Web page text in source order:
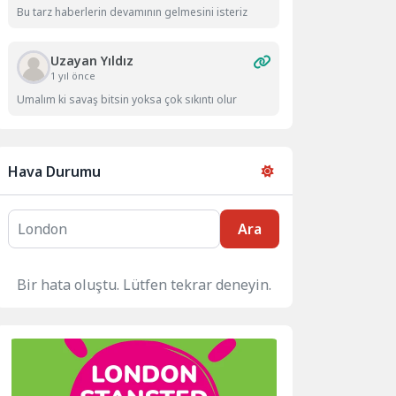
Bu tarz haberlerin devamının gelmesini isteriz
Uzayan Yıldız
1 yıl önce
Umalım ki savaş bitsin yoksa çok sıkıntı olur
Hava Durumu
Ara
Bir hata oluştu. Lütfen tekrar deneyin.